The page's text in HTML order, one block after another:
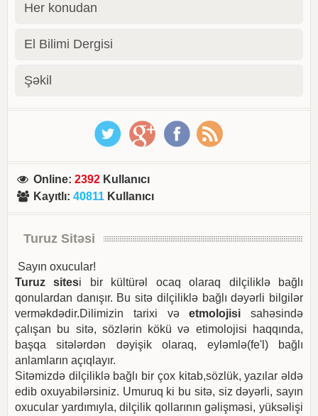
Her konudan
El Bilimi Dergisi
Şəkil
Online:2392 Kullanıcı
Kayıtlı:40811 Kullanıcı
Turuz Sitəsi
Sayın oxucular!
Turuz sitesi bir kültürəl ocaq olaraq dilçiliklə bağlı
qonulardan danışır. Bu sitə dilçiliklə bağlı dəyərli bilgilər
verməkdədir.Dilimizin tarixi vəetmolojisi sahəsində
çalışan bu sitə, sözlərin kökü və etimolojisi haqqında,
başqa sitələrdən dəyişik olaraq, eyləmlə(fe'l) bağlı
anlamların açıqlayır.
Sitəmizdə dilçiliklə bağlı bir çox kitab,sözlük, yazılar əldə
edib oxuyabilərsiniz. Umuruq ki bu sitə, siz dəyərli, sayın
oxucular yardımıyla, dilçilik qollarının gəlişməsi, yüksəlişi